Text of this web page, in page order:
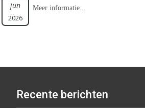
jun
2026
Meer informatie...
Recente berichten